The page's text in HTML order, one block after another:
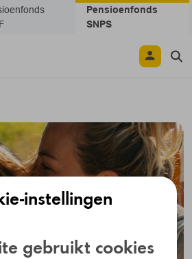
Pensioenfonds
SNPS
instellingen
gebruikt cookies